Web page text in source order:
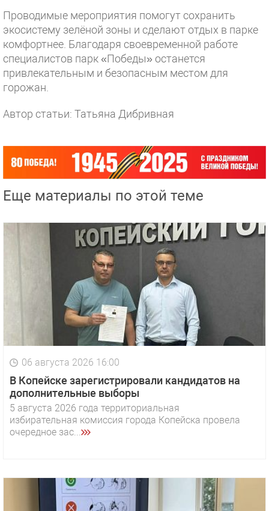
Проводимые мероприятия помогут сохранить
экосистему зелёной зоны и сделают отдых в парке
комфортнее. Благодаря своевременной работе
специалистов парк «Победы» останется
привлекательным и безопасным местом для
горожан.
Автор статьи: Татьяна Дибривная
Еще материалы по этой теме
06 августа 2026 16:00
В Копейске зарегистрировали кандидатов на
дополнительные выборы
5 августа 2026 года территориальная
избирательная комиссия города Копейска провела
очередное зас...